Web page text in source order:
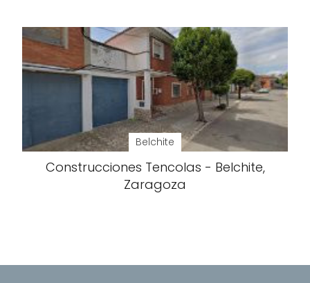
Belchite
Construcciones Tencolas - Belchite,
Zaragoza